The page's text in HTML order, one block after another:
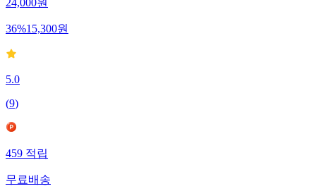
24,000원
36%15,300원
5.0
(9)
459적립
무료배송